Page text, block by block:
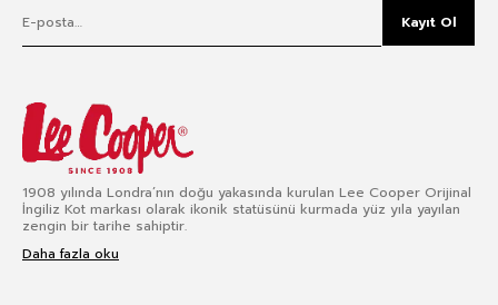
Kayıt Ol
1908 yılında Londra’nın doğu yakasında kurulan Lee Cooper Orijinal
İngiliz Kot markası olarak ikonik statüsünü kurmada yüz yıla yayılan
zengin bir tarihe sahiptir.
Daha fazla oku